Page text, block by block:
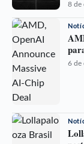
8 de
6 de